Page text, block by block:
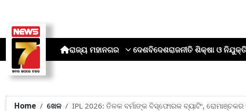
ରାଜ୍ୟ ମହାନଗର ଦେଶବିଦେଶରାଜନୀତି ଶିକ୍ଷା ଓ ନିଯୁକ୍ତି
Home ଖେଳ IPL 2026: ତିଳକ ବର୍ମାଙ୍କ ବିସ୍ଫୋରକ ବ୍ୟାଟିଂ,